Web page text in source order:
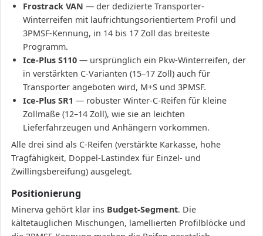
Frostrack VAN — der dedizierte Transporter-
Winterreifen mit laufrichtungsorientiertem Profil und
3PMSF-Kennung, in 14 bis 17 Zoll das breiteste
Programm.
Ice-Plus S110 — ursprünglich ein Pkw-Winterreifen, der
in verstärkten C-Varianten (15–17 Zoll) auch für
Transporter angeboten wird, M+S und 3PMSF.
Ice-Plus SR1 — robuster Winter-C-Reifen für kleine
Zollmaße (12–14 Zoll), wie sie an leichten
Lieferfahrzeugen und Anhängern vorkommen.
Alle drei sind als C-Reifen (verstärkte Karkasse, hohe
Tragfähigkeit, Doppel-Lastindex für Einzel- und
Zwillingsbereifung) ausgelegt.
Positionierung
Minerva gehört klar ins Budget-Segment. Die
kältetauglichen Mischungen, lamellierten Profilblöcke und